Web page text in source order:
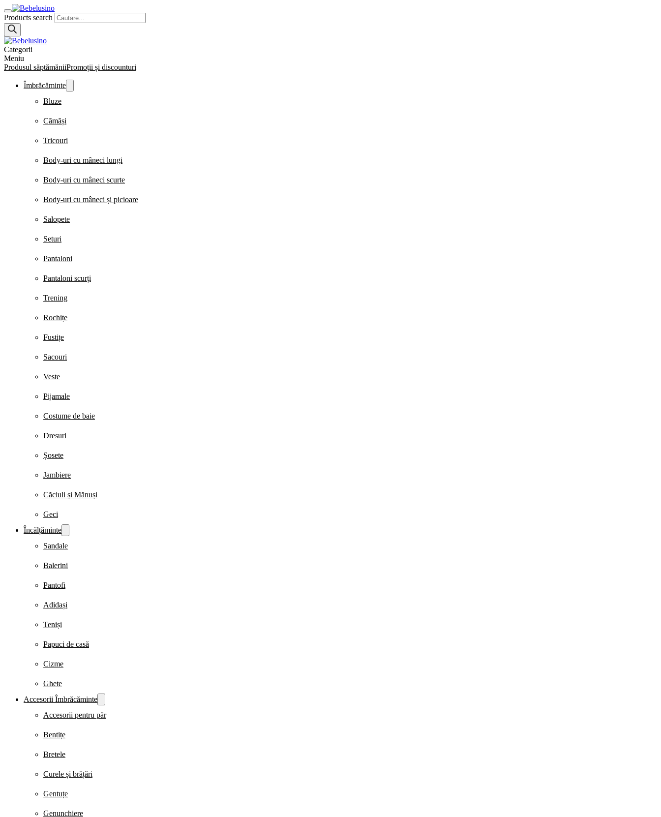
Products search
Categorii
Meniu
Produsul săptămăniiPromoții și discounturi
Îmbrăcăminte
Bluze
Cămăși
Tricouri
Body-uri cu mâneci lungi
Body-uri cu mâneci scurte
Body-uri cu mâneci și picioare
Salopete
Seturi
Pantaloni
Pantaloni scurți
Trening
Rochițe
Fustițe
Sacouri
Veste
Pijamale
Costume de baie
Dresuri
Șosete
Jambiere
Căciuli și Mănuși
Geci
Încălțăminte
Sandale
Balerini
Pantofi
Adidași
Teniși
Papuci de casă
Cizme
Ghete
Accesorii Îmbrăcăminte
Accesorii pentru păr
Bentițe
Bretele
Curele și brățări
Gentuțe
Genunchiere